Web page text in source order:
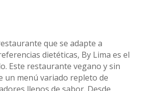
que se adapte a
dietéticas, By Lima es el
Este restaurante vegano y sin
un menú variado repleto de